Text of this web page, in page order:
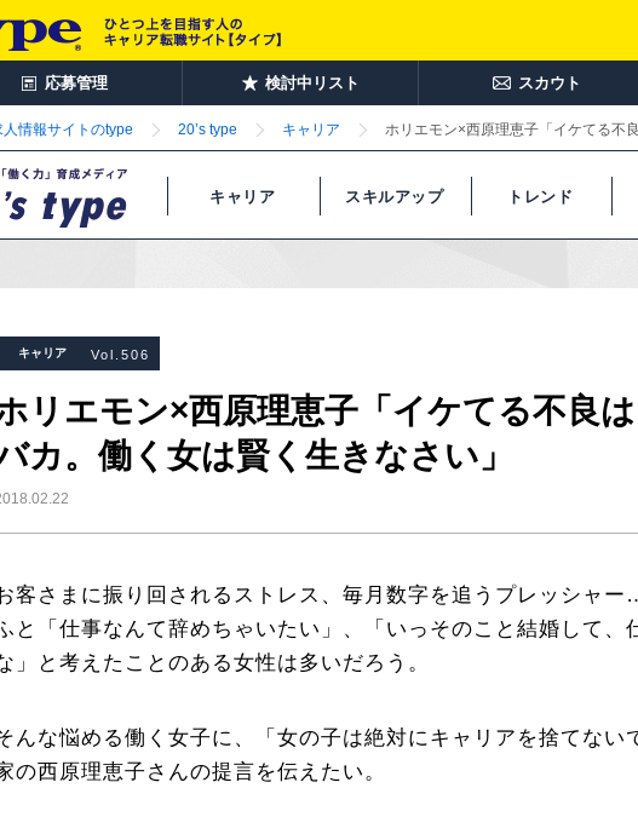
応募管理 検討中リスト スカウト
情報サイトのtype 20’s type キャリア ホリエモン×西原理恵子「イケてる不
キャリア スキルアップ トレンド
キャリア Vol.506
リエモン×西原理恵子「イケてる不良
カ。働く女は賢く生きなさい」
客さまに振り回されるストレス、毎月数字を追うプレッシャ
と「仕事なんて辞めちゃいたい」、「いっそのこと結婚して、
」と考えたことのある女性は多いだろう。
んな悩める働く女子に、「女の子は絶対にキャリアを捨てない
の西原理恵子さんの提言を伝えたい。